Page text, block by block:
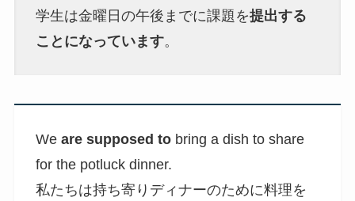
学生は金曜日の午後までに課題を提出する
ことになっています。
We are supposed tobring a dish to share
for the potluck dinner.
私たちは持ち寄りディナーのために料理を